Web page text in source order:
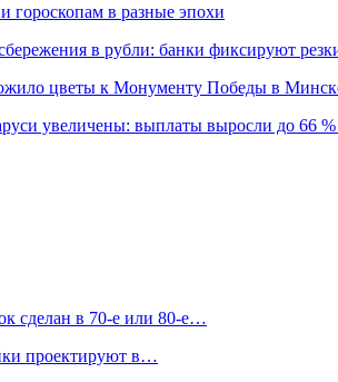
гороскопам в разные эпохи
в рубли: банки фиксируют
цветы к Монументу Победы в
увеличены: выплаты выросли до 66 %
сделан в 70-е или 80-е…
проектируют в…